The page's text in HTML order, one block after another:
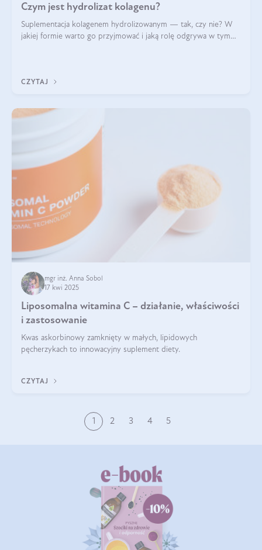
Czym jest hydrolizat kolagenu?
Suplementacja kolagenem hydrolizowanym — tak, czy nie? W
jakiej formie warto go przyjmować i jaką rolę odgrywa w tym
CZYTAJ
mgr inż. Anna Sobol
17 kwi 2025
Liposomalna witamina C – działanie, właściwości
i zastosowanie
Kwas askorbinowy zamknięty w małych, lipidowych
pęcherzykach to innowacyjny suplement diety.
CZYTAJ
1 2 3 4 5